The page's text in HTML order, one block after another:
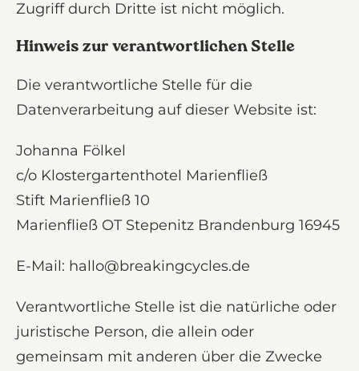
Zugriff durch Dritte ist nicht möglich.
Hinweis zur verantwortlichen Stelle
Die verantwortliche Stelle für die
Datenverarbeitung auf dieser Website ist:
Johanna Fölkel
c/o Klostergartenthotel Marienfließ
Stift Marienfließ 10
Marienfließ OT Stepenitz Brandenburg 16945
E-Mail: hallo@breakingcycles.de
Verantwortliche Stelle ist die natürliche oder
juristische Person, die allein oder
gemeinsam mit anderen über die Zwecke